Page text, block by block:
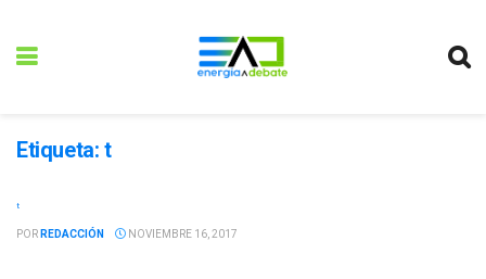
Etiqueta: t
t
POR REDACCIÓN NOVIEMBRE 16, 2017